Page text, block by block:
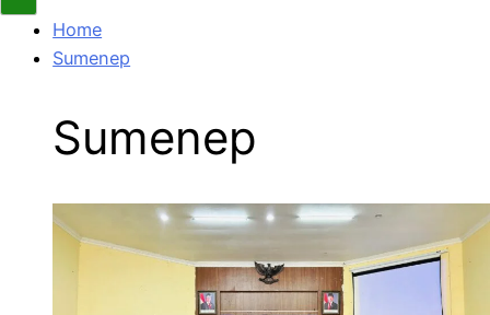
Home
Sumenep
Sumenep